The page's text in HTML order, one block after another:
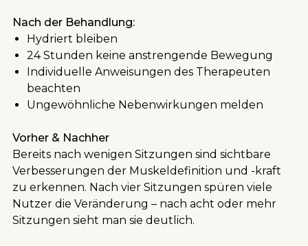
Nach der Behandlung:
Hydriert bleiben
24 Stunden keine anstrengende Bewegung
Individuelle Anweisungen des Therapeuten
beachten
Ungewöhnliche Nebenwirkungen melden
Vorher & Nachher
Bereits nach wenigen Sitzungen sind sichtbare
Verbesserungen der Muskeldefinition und -kraft
zu erkennen. Nach vier Sitzungen spüren viele
Nutzer die Veränderung – nach acht oder mehr
Sitzungen sieht man sie deutlich.